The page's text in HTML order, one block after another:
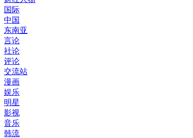
国际
中国
东南亚
言论
社论
评论
交流站
漫画
娱乐
明星
影视
音乐
韩流